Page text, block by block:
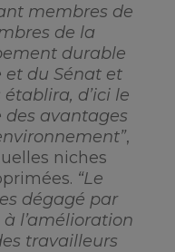
membres de
de la
durable
et du Sénat et
d’ici le
des avantages
,
niches
“Le
dégagé par
l’amélioration
travailleurs